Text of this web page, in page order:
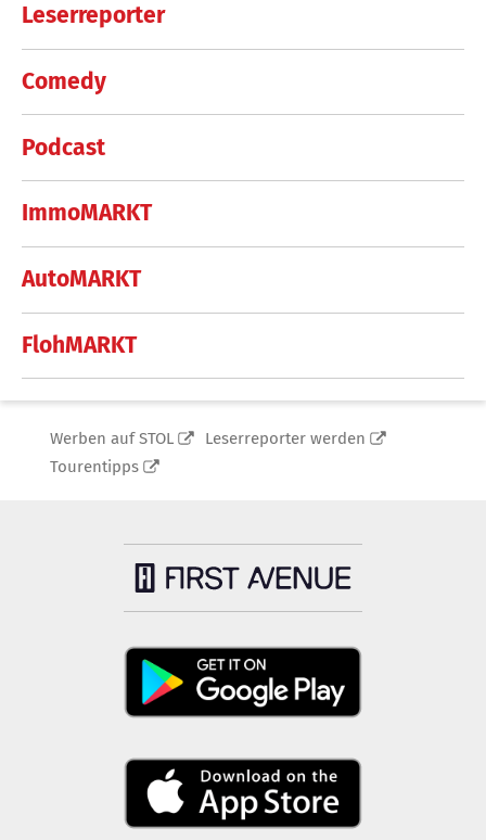
Leserreporter
Comedy
Podcast
ImmoMARKT
AutoMARKT
FlohMARKT
Werben auf STOL
Leserreporter werden
Tourentipps